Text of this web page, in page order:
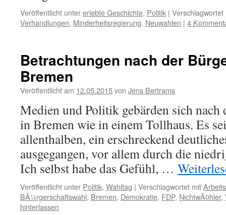
Veröffentlicht untererlebte Geschichte, Politik | Verschlagwortet
Verhandlungen, Minderheitsregierung, Neuwahlen | 4
Betrachtungen nach der
Bremen
Veröffentlicht am 12.05.2015von Jens Bertrams
Medien und Politik gebärden sich nach
in Bremen wie in einem Tollhaus. Es
allenthalben, ein erschreckend
ausgegangen, vor allem durch die
Ich selbst habe das Gefühl, …
Veröffentlicht unter Politik, Wahltag | Verschlagwortet mit
BÃ¼rgerschaftswahl, Bremen, Demokratie, FDP, NichtwÃ¤hler,
hinterlassen